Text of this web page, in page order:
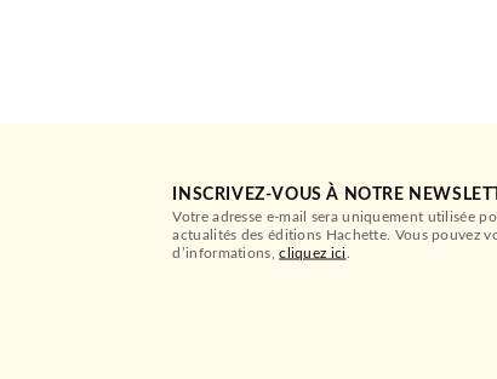
INSCRIVEZ-VOUS À NOTRE
Votre adresse e-mail sera uniquement utilisée
actualités des éditions Hachette. Vous pouvez
d’informations,cliquez ici